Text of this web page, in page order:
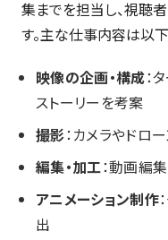
集までを担当し、視聴
す。主な仕事内容は以下
映像の企画・構成：
ストーリーを考案
撮影：カメラやドロ
編集・加工：動画編
アニメーション制作
出